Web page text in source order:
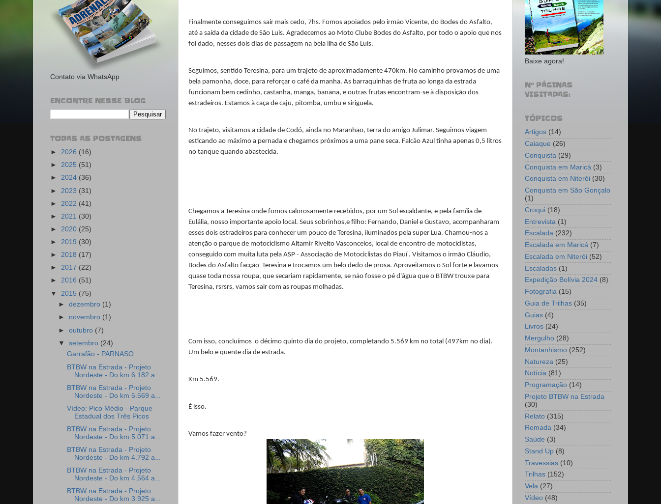
Finalmente conseguimos sair mais cedo, 7hs. Fomos apoiados pelo irmão Vicente, do Bodes do Asfalto,
até a saída da cidade de São Luis. Agradecemos ao Moto Clube Bodes do Asfalto, por todo o apoio que nos
foi dado, nesses dois dias de passagem na bela ilha de São Luis.
Seguimos, sentido Teresina, para um trajeto de aproximadamente 470km. No caminho provamos de uma
bela pamonha, doce, para reforçar o café da manha. As barraquinhas de fruta ao longa da estrada
funcionam bem cedinho, castanha, manga, banana, e outras frutas encontram-se à disposição dos
estradeiros. Estamos à caça de caju, pitomba, umbu e siriguela.
No trajeto, visitamos a cidade de Codó, ainda no Maranhão, terra do amigo Julimar. Seguimos viagem
esticando ao máximo a pernada e chegamos próximos a uma pane seca. Falcão Azul tinha apenas 0,5 litros
no tanque quando abastecida.
Chegamos a Teresina onde fomos calorosamente recebidos, por um Sol escaldante, e pela família de
Eulália, nosso importante apoio local. Seus sobrinhos,e filho: Fernando, Daniel e Gustavo, acompanharam
esses dois estradeiros para conhecer um pouco de Teresina, iluminados pela super Lua. Chamou-nos a
atenção o parque de motociclismo Altamir Rivelto Vasconcelos, local de encontro de motociclistas,
conseguido com muita luta pela ASP - Associação de Motociclistas do Piauí . Visitamos o irmão Cláudio,
Bodes do Asfalto facção Teresina e trocamos um belo dedo de prosa. Aproveitamos o Sol forte e lavamos
quase toda nossa roupa, que secariam rapidamente, se não fosse o pé d'água que o BTBW trouxe para
Teresina, rsrsrs, vamos sair com as roupas molhadas.
Com isso, concluímos o décimo quinto dia do projeto, completando 5.569 km no total (497km no dia).
Um belo e quente dia de estrada.
Km 5.569.
É isso.
Vamos fazer vento?
Contato via WhatsApp
ENCONTRE NESSE BLOG
TODAS AS POSTAGENS
► 2026 (16)
► 2025 (51)
► 2024 (36)
► 2023 (31)
► 2022 (41)
► 2021 (30)
► 2020 (25)
► 2019 (30)
► 2018 (17)
► 2017 (22)
► 2016 (51)
▼ 2015 (75)
►dezembro (1)
► novembro (1)
►outubro (7)
▼setembro (24)
Garrafão - PARNASO
BTBW na Estrada - Projeto
Nordeste - Do km 6.182 a...
BTBW na Estrada - Projeto
Nordeste - Do km 5.569 a...
Vídeo: Pico Médio - Parque
Estadual dos Três Picos
BTBW na Estrada - Projeto
Nordeste - Do km 5.071 a...
BTBW na Estrada - Projeto
Nordeste - Do km 4.792 a...
BTBW na Estrada - Projeto
Nordeste - Do km 4.564 a...
BTBW na Estrada - Projeto
Nordeste - Do km 3.925 a...
Baixe agora!
Nº PÁGINAS
VISITADAS:
TÓPICOS
Artigos (14)
Caiaque (26)
Conquista (29)
Conquista em Maricá (3)
Conquista em Niterói (30)
Conquista em São Gonçalo
(1)
Croqui (18)
Entrevista (1)
Escalada (232)
Escalada em Maricá (7)
Escalada em Niterói (52)
Escaladas (1)
Expedição Bolívia 2024 (8)
Fotografia (15)
Guia de Trilhas (35)
Guias (4)
Livros (24)
Mergulho (28)
Montanhismo (252)
Natureza (25)
Notícia (81)
Programação (14)
Projeto BTBW na Estrada
(30)
Relato (315)
Remada (34)
Saúde (3)
Stand Up (8)
Travessias (10)
Trilhas (152)
Vela (27)
Vídeo (48)